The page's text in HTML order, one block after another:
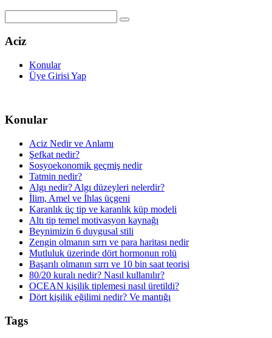
Aciz
Konular
Üye Girisi Yap
Konular
Aciz Nedir ve Anlamı
Şefkat nedir?
Sosyoekonomik geçmiş nedir
Tatmin nedir?
Algı nedir? Algı düzeyleri nelerdir?
İlim, Amel ve İhlas üçgeni
Karanlık üç tip ve karanlık küp modeli
Altı tip temel motivasyon kaynağı
Beynimizin 6 duygusal stili
Zengin olmanın sırrı ve para haritası nedir
Mutluluk üzerinde dört hormonun rolü
Başarılı olmanın sırrı ve 10 bin saat teorisi
80/20 kuralı nedir? Nasıl kullanılır?
OCEAN kişilik tiplemesi nasıl üretildi?
Dört kişilik eğilimi nedir? Ve mantığı
Tags